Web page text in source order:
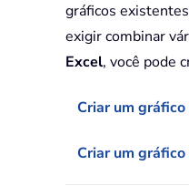
gráficos
exigir combinar
Excel, você pode
Criar um
Criar um